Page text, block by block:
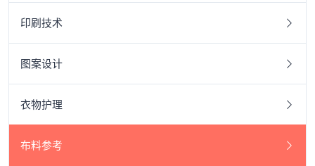
印刷技术
图案设计
衣物护理
布料参考